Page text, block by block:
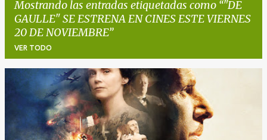
Mostrando las entradas etiquetadas como "DE
GAULLE" SE ESTRENA EN CINES ESTE VIERNES
20 DE NOVIEMBRE
VER TODO